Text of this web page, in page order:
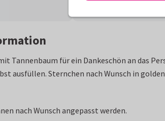
Tannenbaum für ein Dankeschön an das
ausfüllen. Sternchen nach Wunsch in
nach Wunsch angepasst werden.